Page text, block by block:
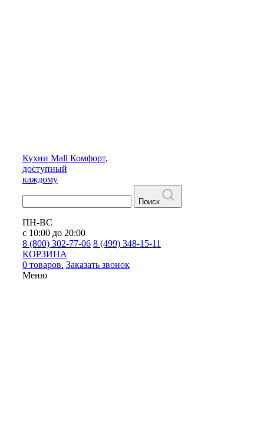
Кухни Mall Комфорт,
доступный
каждому
Поиск
ПН-ВС
с 10:00 до 20:00
8 (800) 302-77-06 8 (499) 348-15-11
КОРЗИНА
0 товаров. Заказать звонок
Меню